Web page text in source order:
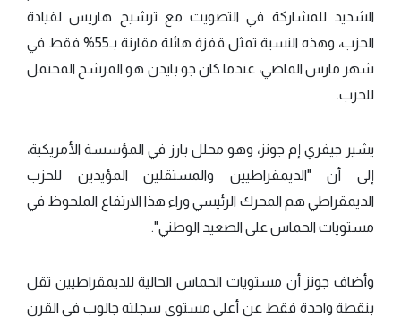
الشديد للمشاركة في التصويت مع ترشيح هاريس لقيادة
الحزب، وهذه النسبة تمثل قفزة هائلة مقارنة بـ55% فقط في
شهر مارس الماضي، عندما كان جو بايدن هو المرشح المحتمل
للحزب.
يشير جيفري إم جونز، وهو محلل بارز في المؤسسة الأمريكية،
إلى أن "الديمقراطيين والمستقلين المؤيدين للحزب
الديمقراطي هم المحرك الرئيسي وراء هذا الارتفاع الملحوظ في
مستويات الحماس على الصعيد الوطني".
وأضاف جونز أن مستويات الحماس الحالية للديمقراطيين تقل
بنقطة واحدة فقط عن أعلى مستوى سجلته جالوب في القرن